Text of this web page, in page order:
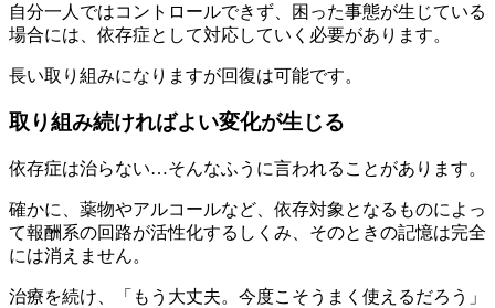
自分一人ではコントロールできず、困った事態が生じている
場合には、依存症として対応していく必要があります。
長い取り組みになりますが回復は可能です。
取り組み続ければよい変化が生じる
依存症は治らない…そんなふうに言われることがあります。
確かに、薬物やアルコールなど、依存対象となるものによっ
て報酬系の回路が活性化するしくみ、そのときの記憶は完全
には消えません。
治療を続け、「もう大丈夫。今度こそうまく使えるだろう」